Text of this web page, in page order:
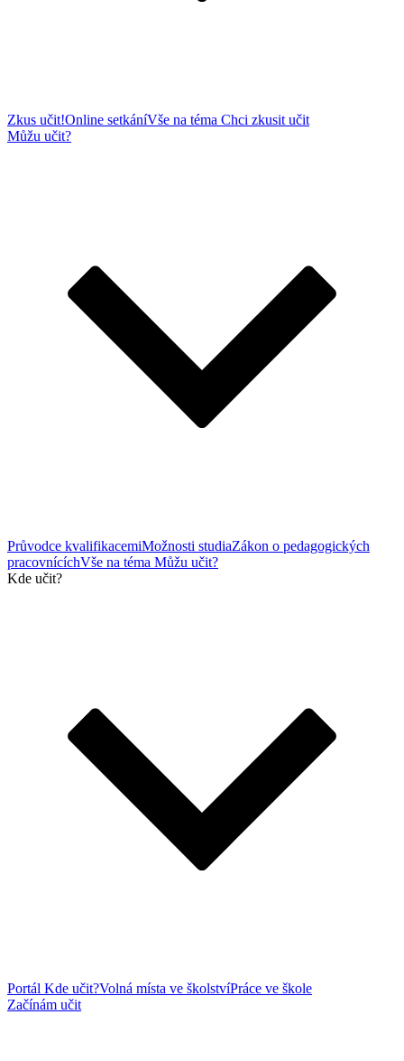
Zkus učit!Online setkáníVše na téma Chci zkusit učit
Můžu učit?
Průvodce kvalifikacemiMožnosti studiaZákon o pedagogických
pracovnícíchVše na téma Můžu učit?
Kde učit?
Portál Kde učit?Volná místa ve školstvíPráce ve škole
Začínám učit